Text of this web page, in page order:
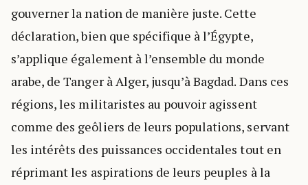
gouverner la nation de manière juste. Cette
déclaration, bien que spécifique à l’Égypte,
s’applique également à l’ensemble du monde
arabe, de Tanger à Alger, jusqu’à Bagdad. Dans ces
régions, les militaristes au pouvoir agissent
comme des geôliers de leurs populations, servant
les intérêts des puissances occidentales tout en
réprimant les aspirations de leurs peuples à la